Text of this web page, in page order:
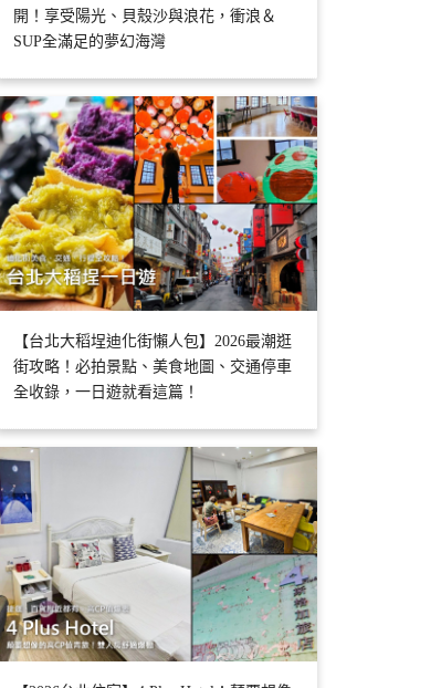
開！享受陽光、貝殼沙與浪花，衝浪＆
SUP全滿足的夢幻海灣
【台北大稻埕迪化街懶人包】2026最潮逛
街攻略！必拍景點、美食地圖、交通停車
全收錄，一日遊就看這篇！